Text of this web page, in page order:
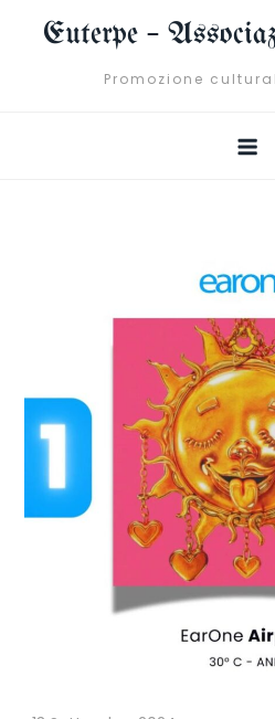
Euterpe –
Promozione